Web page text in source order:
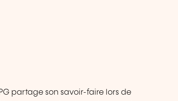
partage son savoir-faire lors de